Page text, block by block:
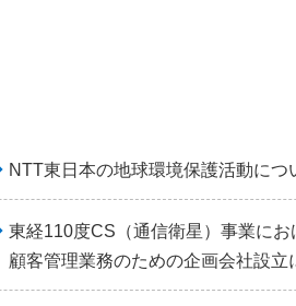
NTT東日本の地球環境保護活動につ
東経110度CS（通信衛星）事業にお
顧客管理業務のための企画会社設立